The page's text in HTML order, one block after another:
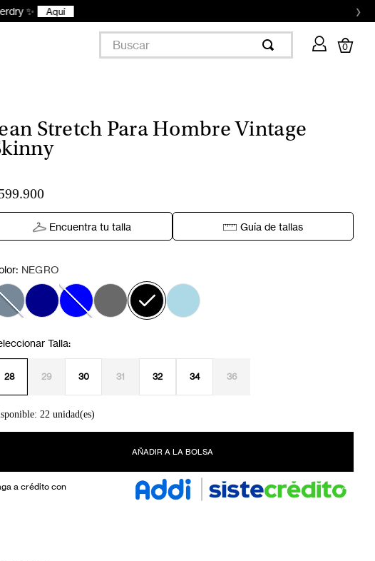
✨ Aquí ›
Buscar
0
Stretch Para Hombre Vintage
Encuentra tu talla Guía de tallas
: NEGRO
28 29 30 31 32 34 36
22 unidad(es)
AÑADIR A LA BOLSA
a crédito con